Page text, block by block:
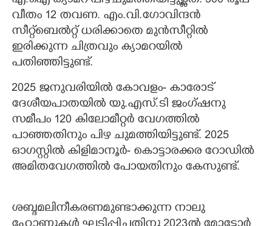
വീതം 12 തവണ. എം.വി.ഗോവിന്ദൻ
സീറ്റ്‌ബെൽറ്റ് ധരിക്കാതെ മുൻസീറ്റിൽ
ഇരിക്കുന്ന ചിത്രവും ക്യാമറയിൽ
പതിഞ്ഞിട്ടുണ്ട്.
2025 ജനുവരിയിൽ കോവളം- കാരോട്
ദേശീയപാതയിൽ യു.എസ്.ടി ജംഗ്ഷനു
സമീപം 120 കിലോമീറ്റർ വേഗത്തിൽ
പാഞ്ഞതിനും പിഴ ചുമത്തിയിട്ടുണ്ട്. 2025
ഓഗസ്റ്റിൽ കിളിമാനൂർ- കൊട്ടാരക്കര റോഡിൽ
അമിതവേഗത്തിൽ പോയതിനും കേസുണ്ട്.
ശബ്ദമലിനീകരണമുണ്ടാക്കുന്ന നാലു